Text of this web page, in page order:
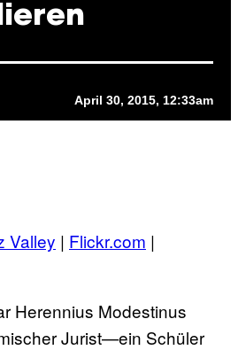
April 30, 2015, 12:33am
Valley | Flickr.com |
Herennius Modestinus
Jurist—ein Schüler